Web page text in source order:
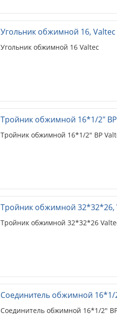
Угольник обжимной 16, Valtec
Угольник обжимной 16 Valtec
Тройник обжимной 16*1/2"
Тройник обжимной 16*1/2" ВР
Тройник обжимной 32*32*26,
Тройник обжимной 32*32*26
Соединитель обжимной 16*1/
Соединитель обжимной 16*1/2"